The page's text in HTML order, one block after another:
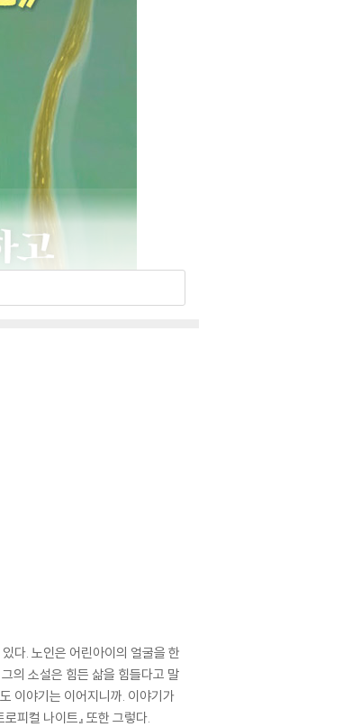
있다. 노인은 어린아이의 얼굴을 한
의 소설은 힘든 삶을 힘들다고 말
이야기는 이어지니까. 이야기가
피컬 나이트』 또한 그렇다.